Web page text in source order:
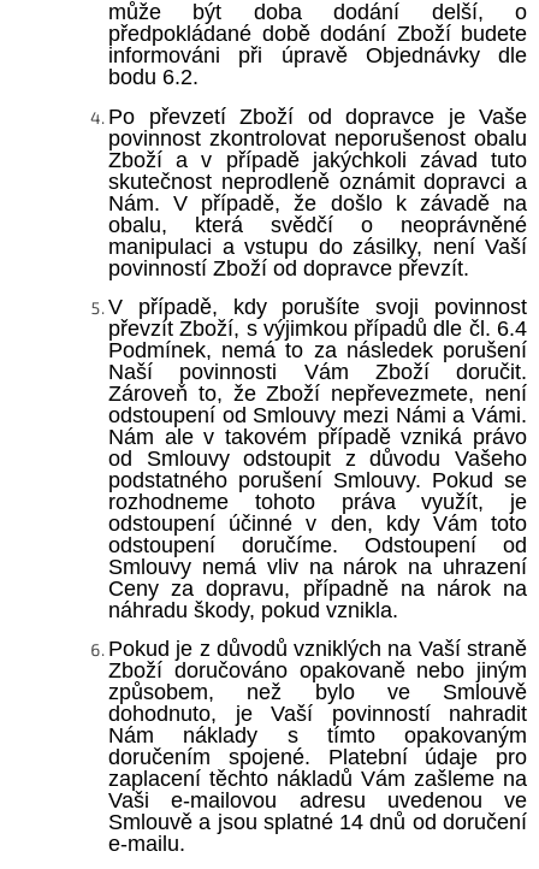
může být doba dodání delší, o
předpokládané době dodání Zboží budete
informováni při úpravě Objednávky dle
bodu 6.2.
Po převzetí Zboží od dopravce je Vaše
povinnost zkontrolovat neporušenost obalu
Zboží a v případě jakýchkoli závad tuto
skutečnost neprodleně oznámit dopravci a
Nám. V případě, že došlo k závadě na
obalu, která svědčí o neoprávněné
manipulaci a vstupu do zásilky, není Vaší
povinností Zboží od dopravce převzít.
V případě, kdy porušíte svoji povinnost
převzít Zboží, s výjimkou případů dle čl. 6.4
Podmínek, nemá to za následek porušení
Naší povinnosti Vám Zboží doručit.
Zároveň to, že Zboží nepřevezmete, není
odstoupení od Smlouvy mezi Námi a Vámi.
Nám ale v takovém případě vzniká právo
od Smlouvy odstoupit z důvodu Vašeho
podstatného porušení Smlouvy. Pokud se
rozhodneme tohoto práva využít, je
odstoupení účinné v den, kdy Vám toto
odstoupení doručíme. Odstoupení od
Smlouvy nemá vliv na nárok na uhrazení
Ceny za dopravu, případně na nárok na
náhradu škody, pokud vznikla.
Pokud je z důvodů vzniklých na Vaší straně
Zboží doručováno opakovaně nebo jiným
způsobem, než bylo ve Smlouvě
dohodnuto, je Vaší povinností nahradit
Nám náklady s tímto opakovaným
doručením spojené. Platební údaje pro
zaplacení těchto nákladů Vám zašleme na
Vaši e-mailovou adresu uvedenou ve
Smlouvě a jsou splatné 14 dnů od doručení
e-mailu.